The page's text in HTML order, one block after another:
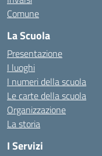
Comune
La Scuola
Presentazione
I luoghi
I numeri della scuola
Le carte della scuola
Organizzazione
La storia
I Servizi